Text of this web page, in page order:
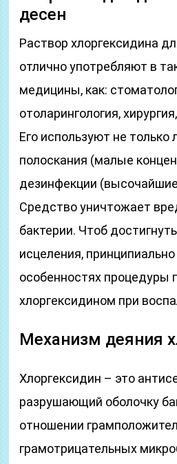
десен
Раствор хлоргексидина
отлично употребляют в
медицины, как:
отоларингология,
Его используют не только
полоскания (малые
дезинфекции
Средство уничтожает
бактерии. Чтоб
исцеления,
особенностях процедуры
хлоргексидином при
Механизм деяния
Хлоргексидин – это
разрушающий оболочку
отношении
грамотрицательных